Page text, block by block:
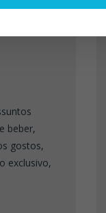
beber,
gostos,
exclusivo,